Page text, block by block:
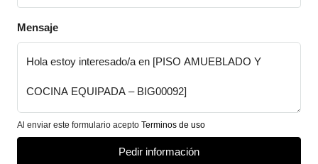
Mensaje
Al enviar este formulario acepto Terminos de uso
Pedir información